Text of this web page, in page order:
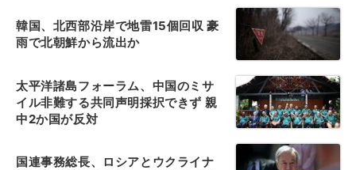
韓国、北西部沿岸で地雷15個回収 豪
雨で北朝鮮から流出か
太平洋諸島フォーラム、中国のミサ
イル非難する共同声明採択できず 親
中2か国が反対
国連事務総長、ロシアとウクライナ